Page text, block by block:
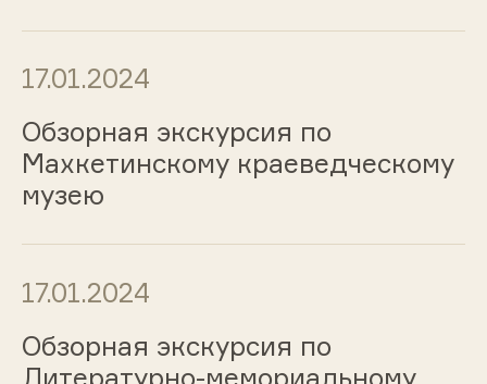
17.01.2024
Обзорная экскурсия по
Махкетинскому краеведческому
музею
17.01.2024
Обзорная экскурсия по
Литературно-мемориальному